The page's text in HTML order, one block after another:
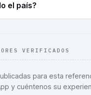
el país?
VERIFICADOS
para esta
y cuéntenos su